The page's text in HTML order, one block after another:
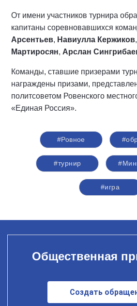
От имени участников турнира
капитаны соревновавшихся
Арсентьев, Навиулла Кержиков,
Мартиросян, Арслан
Команды, ставшие призерами
награждены призами,
политсоветом Ровенского
«Единая Россия».
#Ровное
#турнир
#игра
Общественная
Создать